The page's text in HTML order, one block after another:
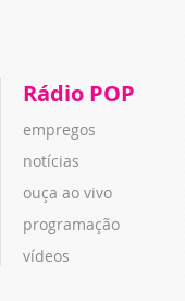
Rádio POP
empregos
notícias
ouça ao vivo
programação
vídeos